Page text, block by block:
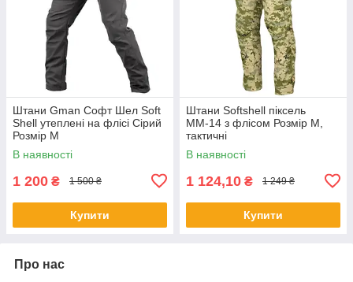
Штани Gman Софт Шел Soft
Shell утеплені на флісі Сірий
Розмір M
В наявності
1 200 ₴ 1 500 ₴
Купити
Штани Softshell піксель
ММ-14 з флісом Розмір М,
тактичні
В наявності
1 124,10 ₴ 1 249 ₴
Купити
Про нас